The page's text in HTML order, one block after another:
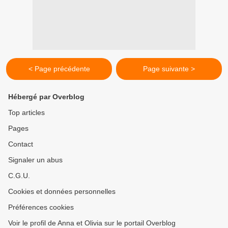
< Page précédente Page suivante >
Hébergé par Overblog
Top articles
Pages
Contact
Signaler un abus
C.G.U.
Cookies et données personnelles
Préférences cookies
Voir le profil de Anna et Olivia sur le portail Overblog